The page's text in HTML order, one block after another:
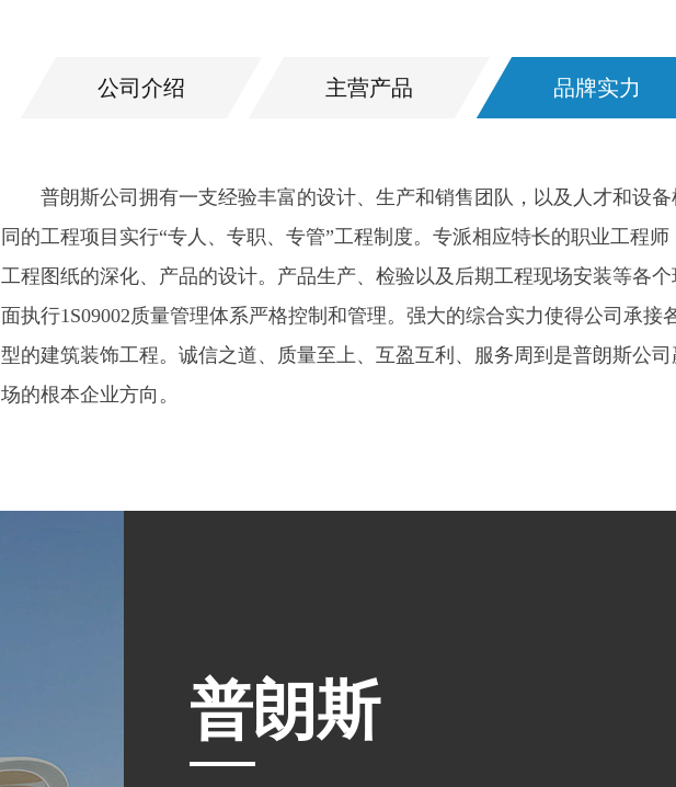
公司介绍 主营产品 品牌实力
佛山市普朗斯铝业有限公司是一家以“专业、创新、永恒”为发展理念，具
化经营管理股份制有限公司。总注册资金3000万元，有着大型的生产车间，
30000平方米，目前拥有数十台先进的全数控生产设备,年生产能力可达到100
米。是集专业研发、生产设计、销售、OEM服务为一体的金属建筑装饰材料
业。
普朗斯